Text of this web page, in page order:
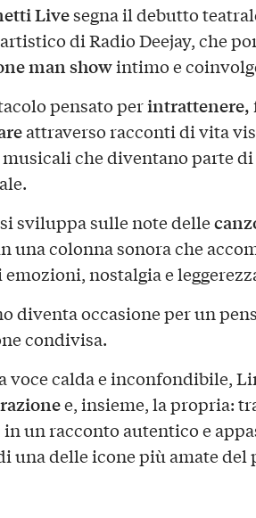
Livesegna il debutto
di Radio Deejay, che
man showintimo e
pensato perintrattenere,
attraverso racconti di vita
che diventano parte
sviluppa sulle note delle
una colonna sonora che
nostalgia e
diventa occasione per un
condivisa.
voce calda e inconfondibile,
e, insieme, la propria:
in un racconto autentico e
una delle icone più amate